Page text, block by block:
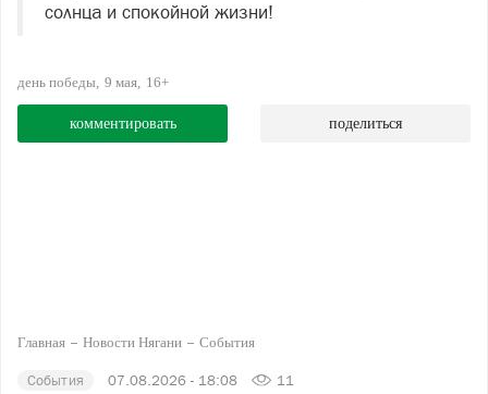
солнца и спокойной жизни!
день победы 9 мая 16+
комментировать поделиться
Главная Новости Нягани События
События 07.08.2026 - 18:08 11